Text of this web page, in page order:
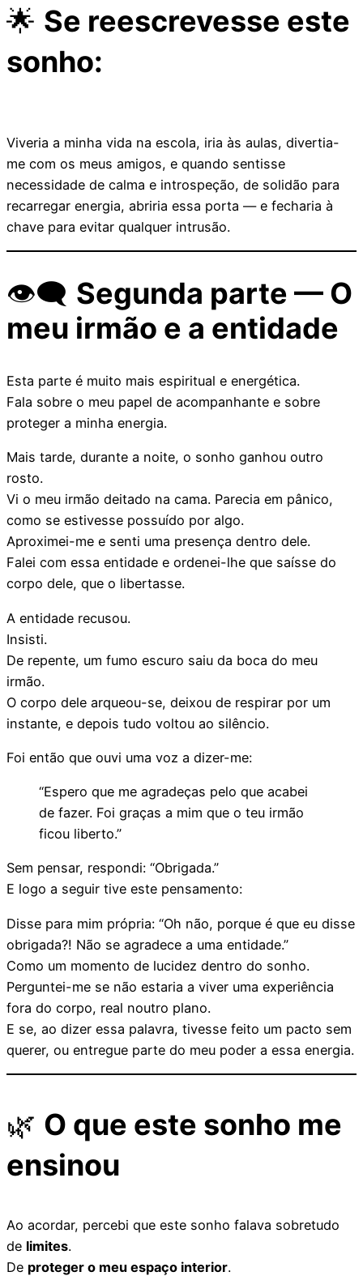
🌟 Se reescrevesse este
sonho:
Viveria a minha vida na escola, iria às aulas, divertia-
me com os meus amigos, e quando sentisse
necessidade de calma e introspeção, de solidão para
recarregar energia, abriria essa porta — e fecharia à
chave para evitar qualquer intrusão.
👁️‍🗨️ Segunda parte — O
meu irmão e a entidade
Esta parte é muito mais espiritual e energética.
Fala sobre o meu papel de acompanhante e sobre
proteger a minha energia.
Mais tarde, durante a noite, o sonho ganhou outro
rosto.
Vi o meu irmão deitado na cama. Parecia em pânico,
como se estivesse possuído por algo.
Aproximei-me e senti uma presença dentro dele.
Falei com essa entidade e ordenei-lhe que saísse do
corpo dele, que o libertasse.
A entidade recusou.
Insisti.
De repente, um fumo escuro saiu da boca do meu
irmão.
O corpo dele arqueou-se, deixou de respirar por um
instante, e depois tudo voltou ao silêncio.
Foi então que ouvi uma voz a dizer-me:
“Espero que me agradeças pelo que acabei
de fazer. Foi graças a mim que o teu irmão
ficou liberto.”
Sem pensar, respondi: “Obrigada.”
E logo a seguir tive este pensamento:
Disse para mim própria: “Oh não, porque é que eu disse
obrigada?! Não se agradece a uma entidade.”
Como um momento de lucidez dentro do sonho.
Perguntei-me se não estaria a viver uma experiência
fora do corpo, real noutro plano.
E se, ao dizer essa palavra, tivesse feito um pacto sem
querer, ou entregue parte do meu poder a essa energia.
🌿 O que este sonho me
ensinou
Ao acordar, percebi que este sonho falava sobretudo
de limites.
De proteger o meu espaço interior.